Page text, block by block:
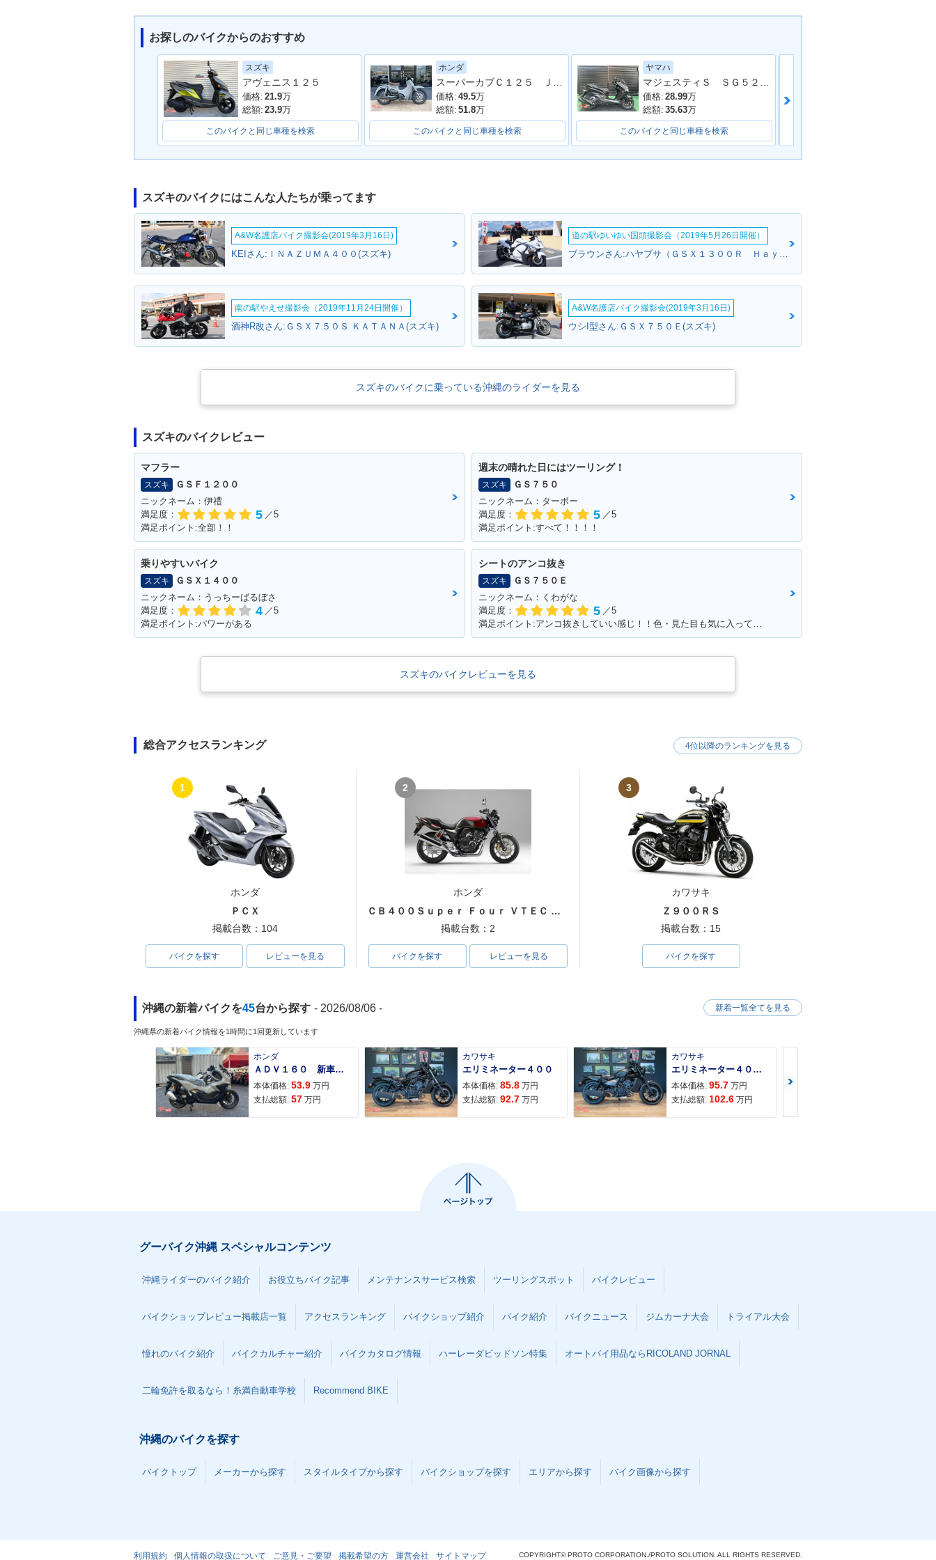
お探しのバイクからのおすすめ
スズキ
アヴェニス１２５
価格: 21.9万
総額: 23.9万
このバイクと同じ車種を検索
ホンダ
価格: 49.5万
総額: 51.8万
このバイクと同じ車種を検索
ヤマハ
価格: 28.99万
総額: 35.63万
このバイクと同じ車種を検索
スズキのバイクにはこんな人たちが乗ってます
A&W名護店バイク撮影会(2019年3月16日)
KEIさん:ＩＮＡＺＵＭＡ４００(スズキ)
道の駅ゆいゆい国頭撮影会（2019年5月26日開催）
ブラウンさん:ハヤブサ（ＧＳＸ１３００Ｒ Ｈａｙａｂｕｓａ）(スズキ)
南の駅やえせ撮影会（2019年11月24日開催）
酒神R改さん:ＧＳＸ７５０Ｓ ＫＡＴＡＮＡ(スズキ)
A&W名護店バイク撮影会(2019年3月16日)
ウシI型さん:ＧＳＸ７５０Ｅ(スズキ)
スズキのバイクに乗っている沖縄のライダーを見る
スズキのバイクレビュー
マフラー
スズキ
ＧＳＦ１２００
ニックネーム：伊禮
満足度：
5 ／5
満足ポイント:全部！！
週末の晴れた日にはツーリング！
スズキ
ＧＳ７５０
ニックネーム：ターボー
満足度：
5 ／5
満足ポイント:すべて！！！！
乗りやすいバイク
スズキ
ＧＳＸ１４００
ニックネーム：うっちーばるぼさ
満足度：
4 ／5
満足ポイント:パワーがある
シートのアンコ抜き
スズキ
ＧＳ７５０Ｅ
ニックネーム：くわがな
満足度：
5 ／5
満足ポイント:アンコ抜きしていい感じ！！色・見た目も気に入っています！！！
スズキのバイクレビューを見る
総合アクセスランキング
1
ホンダ
ＰＣＸ
掲載台数：104
バイクを探す レビューを見る
2
ホンダ
ＣＢ４００Ｓｕｐｅｒ Ｆｏｕｒ ＶＴＥＣ ＳＰＥＣ３
掲載台数：2
バイクを探す レビューを見る
3
カワサキ
Ｚ９００ＲＳ
掲載台数：15
バイクを探す
4位以降のランキングを見る
沖縄の新着バイクを45台から探す - 2026/08/06 -
沖縄県の新着バイク情報を1時間に1回更新しています
ホンダ
ＡＤＶ１６０ 新車 ２０２６年最新モデル パールスモーキーグレー スマートキー ２９Ｌメットイン ＵＳＢ Ｔｙｐｅ−Ｃ装備
本体価格: 53.9 万円
支払総額: 57 万円
カワサキ
エリミネーター４００
本体価格: 85.8 万円
支払総額: 92.7 万円
カワサキ
エリミネーター４００ＳＥ
本体価格: 95.7 万円
支払総額: 102.6 万円
新着一覧全てを見る
グーバイク沖縄 スペシャルコンテンツ
沖縄ライダーのバイク紹介 お役立ちバイク記事 メンテナンスサービス検索 ツーリングスポット バイクレビュー
バイクショップレビュー掲載店一覧 アクセスランキング バイクショップ紹介 バイク紹介 バイクニュース ジムカーナ大会 トライアル大会
憧れのバイク紹介 バイクカルチャー紹介 バイクカタログ情報 ハーレーダビッドソン特集 オートバイ用品ならRICOLAND JORNAL
二輪免許を取るなら！糸満自動車学校 Recommend BIKE
沖縄のバイクを探す
バイクトップ メーカーから探す スタイルタイプから探す バイクショップを探す エリアから探す バイク画像から探す
利用規約 個人情報の取扱について ご意見・ご要望 掲載希望の方 運営会社 サイトマップ COPYRIGHT© PROTO CORPORATION./PROTO SOLUTION. ALL RIGHTS RESERVED.